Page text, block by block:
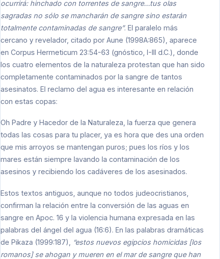
ocurrirá: hinchado con torrentes de sangre…tus olas
sagradas no sólo se mancharán de sangre sino estarán
totalmente contaminadas de sangre”. El paralelo más
cercano y revelador, citado por Aune (1998A:865), aparece
en Corpus Hermeticum 23:54-63 (gnóstico, I-III d.C.), donde
los cuatro elementos de la naturaleza protestan que han sido
completamente contaminados por la sangre de tantos
asesinatos. El reclamo del agua es interesante en relación
con estas copas:
Oh Padre y Hacedor de la Naturaleza, la fuerza que genera
todas las cosas para tu placer, ya es hora que des una orden
que mis arroyos se mantengan puros; pues los ríos y los
mares están siempre lavando la contaminación de los
asesinos y recibiendo los cadáveres de los asesinados.
Estos textos antiguos, aunque no todos judeocristianos,
confirman la relación entre la conversión de las aguas en
sangre en Apoc. 16 y la violencia humana expresada en las
palabras del ángel del agua (16:6). En las palabras dramáticas
de Pikaza (1999:187),
“estos nuevos egipcios homicidas [los
romanos] se ahogan y mueren en el mar de sangre que han